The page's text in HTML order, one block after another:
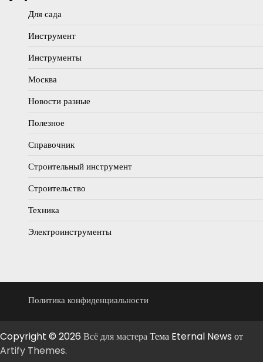
Для сада
Инструмент
Инструменты
Москва
Новости разные
Полезное
Справочник
Строительный инструмент
Строительство
Техника
Электроинструменты
Политика конфиденциальности
Copyright © 2026 Всё для мастераТема Eternal News от
Artify Themes.